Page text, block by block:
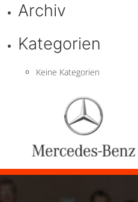
Archiv
Kategorien
Keine Kategorien